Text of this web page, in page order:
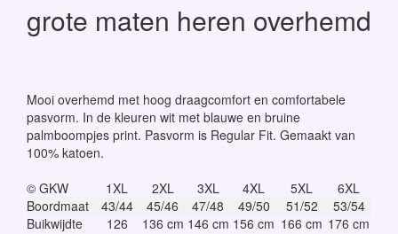
grote maten heren overhemd
Mooi overhemd met hoog draagcomfort en comfortabele
pasvorm. In de kleuren wit met blauwe en bruine
palmboompjes print. Pasvorm is Regular Fit. Gemaakt van
100% katoen.
© GKW
1XL 2XL 3XL 4XL 5XL
6XL
Boordmaat
43/44 45/46 47/48 49/50 51/52
53/54
Buikwijdte
126 136 cm 146 cm 156 cm 166 cm 176 cm